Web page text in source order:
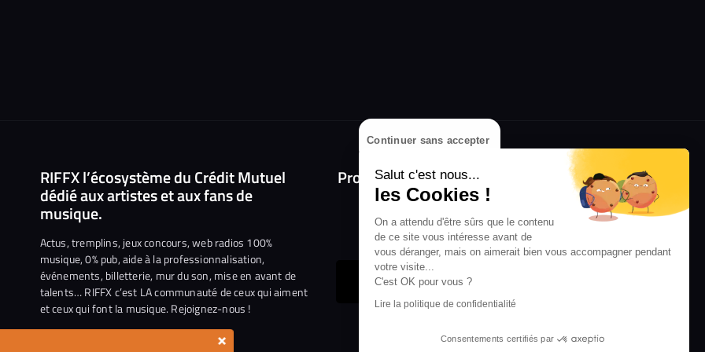
Continuer sans accepter
Salut c'est nous...
les Cookies !
On a attendu d'être sûrs que le contenu
de ce site vous intéresse avant de
vous déranger, mais on aimerait bien vous accompagner pendant
votre visite...
C'est OK pour vous ?
Lire la politique de confidentialité
Consentements certifiés par
RIFFX l’écosystème du Crédit Mutuel
dédié aux artistes et aux fans de
musique.
Actus, tremplins, jeux concours, web radios 100%
musique, 0% pub, aide à la professionnalisation,
événements, billetterie, mur du son, mise en avant de
talents… RIFFX c’est LA communauté de ceux qui aiment
et ceux qui font la musique. Rejoignez-nous !
Prolongez l'expérience avec l'application
RIFFX !
Disponible sur l'App Store et Google Play
×